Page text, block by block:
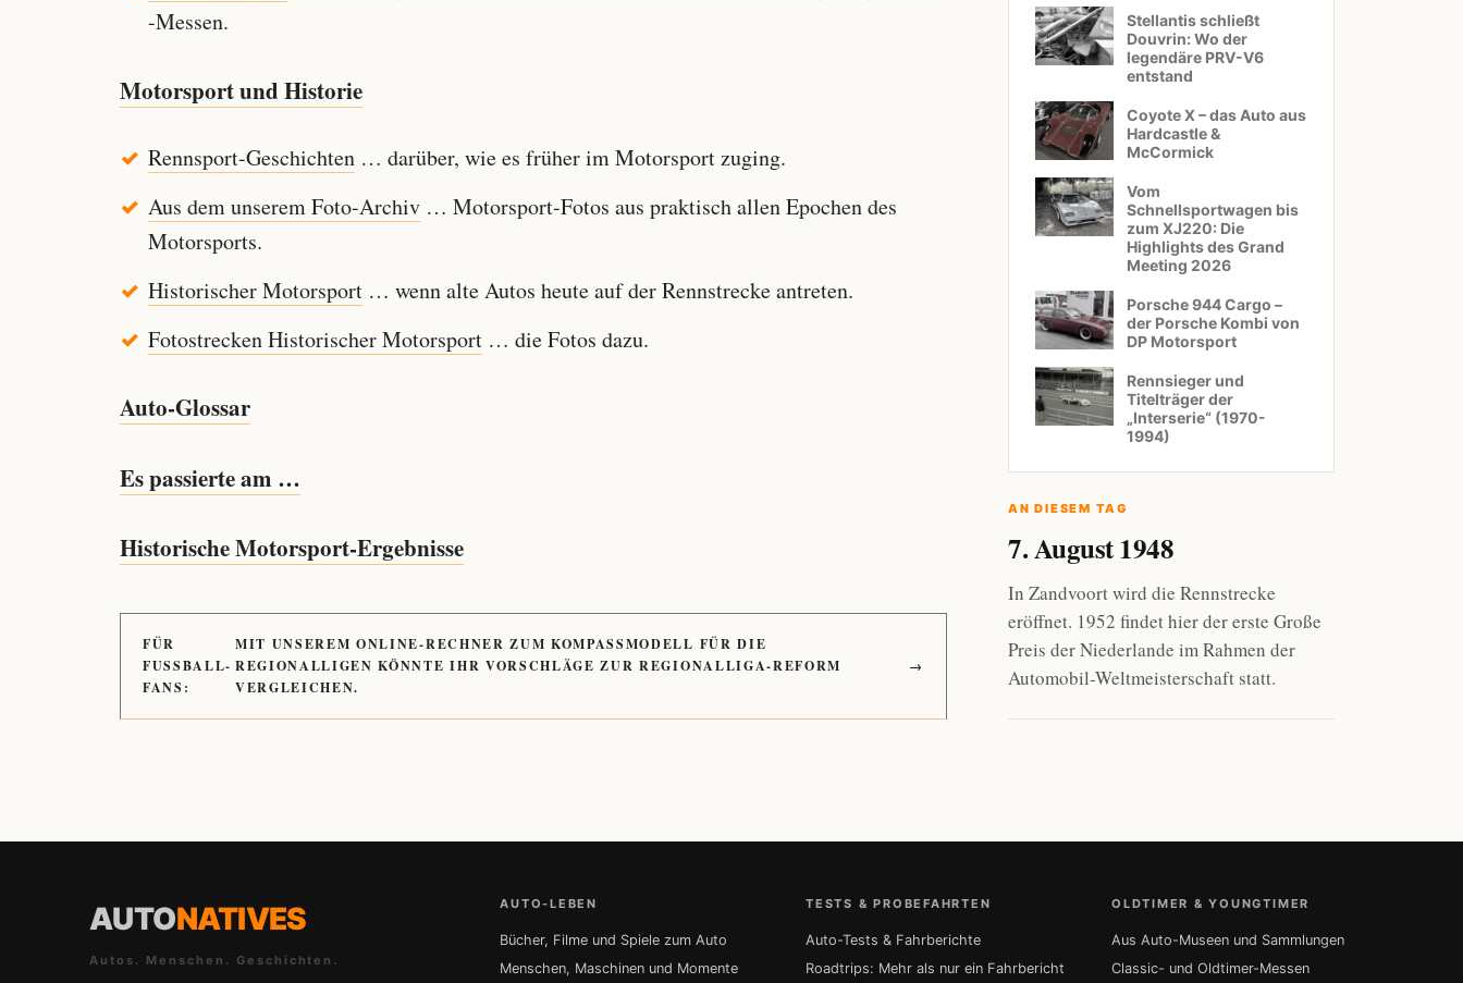
-Messen.
Motorsport und Historie
Rennsport-Geschichten… darüber, wie es früher im Motorsport zuging.
Aus dem unserem Foto-Archiv… Motorsport-Fotos aus praktisch allen Epochen des
Motorsports.
Historischer Motorsport… wenn alte Autos heute auf der Rennstrecke antreten.
Fotostrecken Historischer Motorsport… die Fotos dazu.
Auto-Glossar
Es passierte am …
Historische Motorsport-Ergebnisse
FÜR
FUSSBALL-
FANS:
MIT UNSEREM ONLINE-RECHNER ZUM KOMPASSMODELL FÜR DIE
REGIONALLIGEN KÖNNTE IHR VORSCHLÄGE ZUR REGIONALLIGA-REFORM
VERGLEICHEN.
→
Stellantis schließt
Douvrin: Wo der
legendäre PRV-V6
entstand
Coyote X – das Auto aus
Hardcastle &
McCormick
Vom
Schnellsportwagen bis
zum XJ220: Die
Highlights des Grand
Meeting 2026
Porsche 944 Cargo –
der Porsche Kombi von
DP Motorsport
Rennsieger und
Titelträger der
„Interserie“ (1970-
1994)
AN DIESEM TAG
7. August 1948
In Zandvoort wird die Rennstrecke
eröffnet. 1952 findet hier der erste Große
Preis der Niederlande im Rahmen der
Automobil-Weltmeisterschaft statt.
AUTONATIVES
Autos. Menschen. Geschichten.
AUTO-LEBEN
Bücher, Filme und Spiele zum Auto
Menschen, Maschinen und Momente
TESTS & PROBEFAHRTEN
Auto-Tests & Fahrberichte
Roadtrips: Mehr als nur ein Fahrbericht
OLDTIMER & YOUNGTIMER
Aus Auto-Museen und Sammlungen
Classic- und Oldtimer-Messen